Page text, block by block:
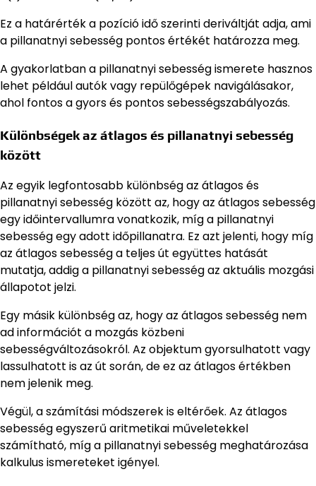
Ez a határérték a pozíció idő szerinti deriváltját adja, ami
a pillanatnyi sebesség pontos értékét határozza meg.
A gyakorlatban a pillanatnyi sebesség ismerete hasznos
lehet például autók vagy repülőgépek navigálásakor,
ahol fontos a gyors és pontos sebességszabályozás.
Különbségek az átlagos és pillanatnyi sebesség
között
Az egyik legfontosabb különbség az átlagos és
pillanatnyi sebesség között az, hogy az átlagos sebesség
egy időintervallumra vonatkozik, míg a pillanatnyi
sebesség egy adott időpillanatra. Ez azt jelenti, hogy míg
az átlagos sebesség a teljes út együttes hatását
mutatja, addig a pillanatnyi sebesség az aktuális mozgási
állapotot jelzi.
Egy másik különbség az, hogy az átlagos sebesség nem
ad információt a mozgás közbeni
sebességváltozásokról. Az objektum gyorsulhatott vagy
lassulhatott is az út során, de ez az átlagos értékben
nem jelenik meg.
Végül, a számítási módszerek is eltérőek. Az átlagos
sebesség egyszerű aritmetikai műveletekkel
számítható, míg a pillanatnyi sebesség meghatározása
kalkulus ismereteket igényel.